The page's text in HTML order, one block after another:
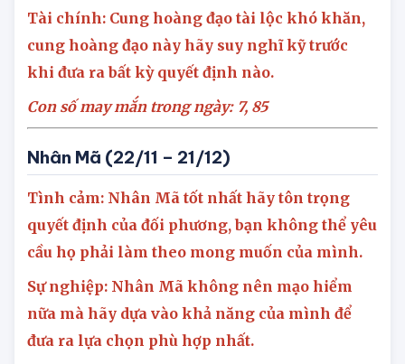
cảm xúc tiêu cực.
Tài chính: Cung hoàng đạo tài lộc khó khăn,
cung hoàng đạo này hãy suy nghĩ kỹ trước
khi đưa ra bất kỳ quyết định nào.
Con số may mắn trong ngày:
Nhân Mã (22/11 – 21/12)
Tình cảm: Nhân Mã tốt nhất hãy tôn trọng
quyết định của đối phương, bạn không thể yêu
cầu họ phải làm theo mong muốn của mình.
Sự nghiệp: Nhân Mã không nên mạo hiểm
nữa mà hãy dựa vào khả năng của mình để